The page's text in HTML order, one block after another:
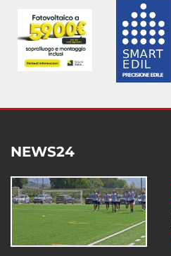
NEWS24